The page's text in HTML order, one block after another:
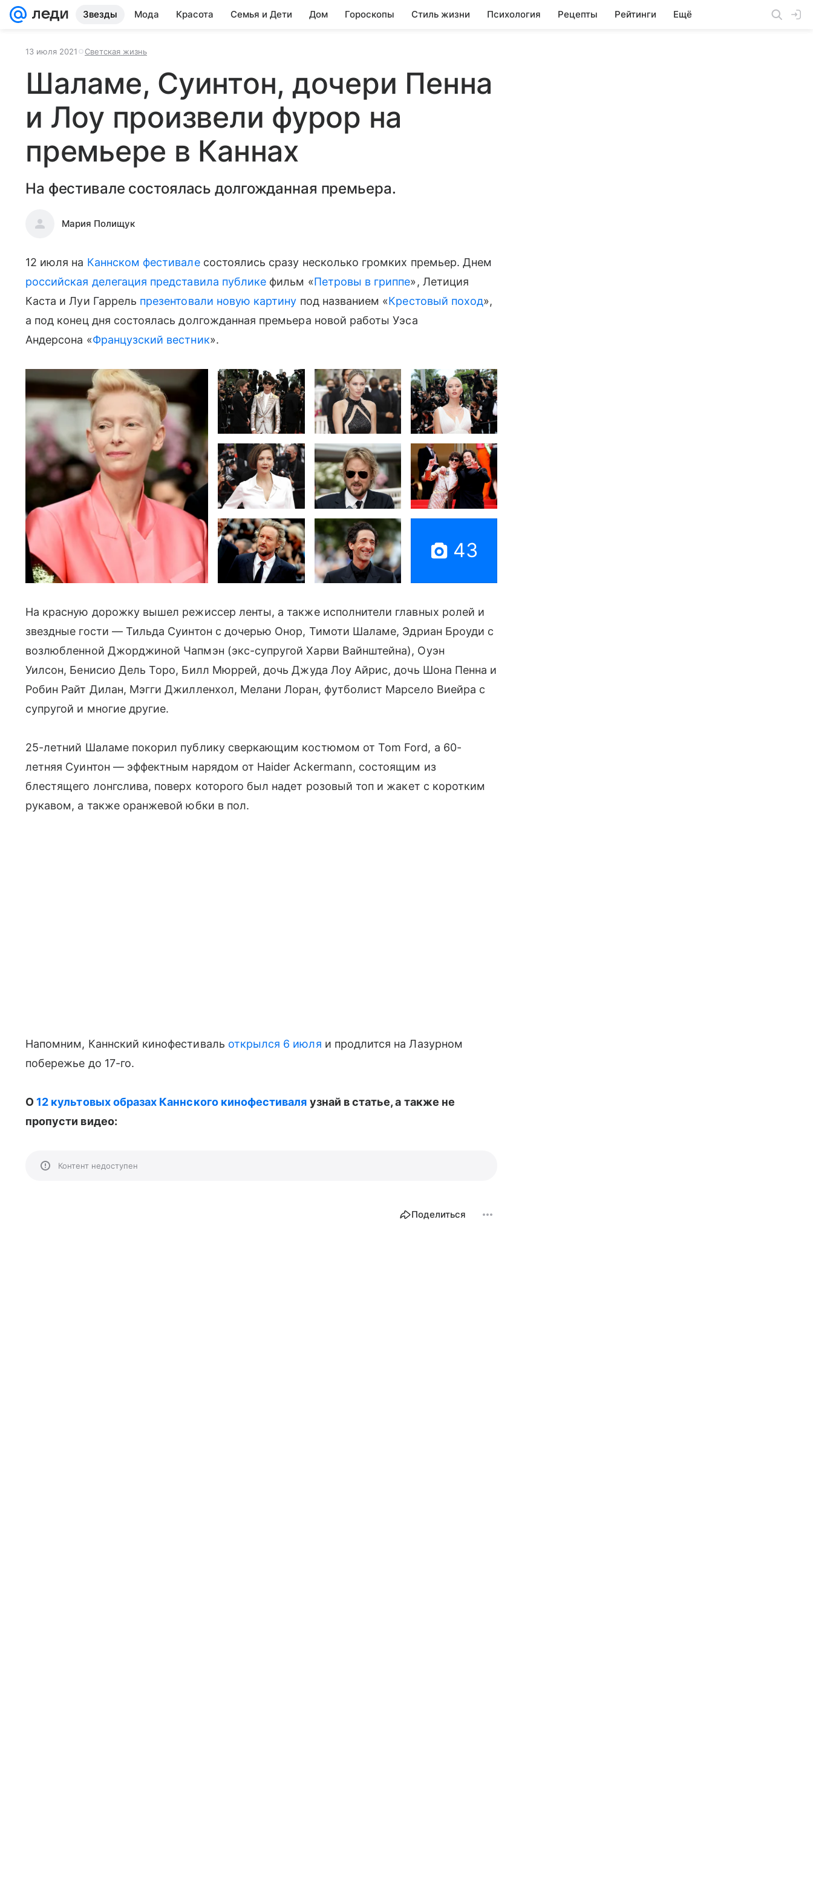
Звезды Мода Красота Семья и Дети Дом Гороскопы Стиль жизни Психология Рецепты Рейтинги Ещё
13 июля 2021 Светская жизнь
Шаламе, Суинтон, дочери Пенна
и Лоу произвели фурор на
премьере в Каннах
На фестивале состоялась долгожданная премьера.
Мария Полищук
12 июля на Каннском фестивалесостоялись сразу несколько громких премьер. Днем
российская делегация представила публике фильм «Петровы в гриппе», Летиция
Каста и Луи Гаррель презентовали новую картину под названием «Крестовый поход»,
а под конец дня состоялась долгожданная премьера новой работы Уэса
Андерсона «Французский вестник».
43
На красную дорожку вышел режиссер ленты, а также исполнители главных ролей и
звездные гости — Тильда Суинтон с дочерью Онор, Тимоти Шаламе, Эдриан Броуди с
возлюбленной Джорджиной Чапмэн (экс-супругой Харви Вайнштейна), Оуэн
Уилсон, Бенисио Дель Торо, Билл Мюррей, дочь Джуда Лоу Айрис, дочь Шона Пенна и
Робин Райт Дилан, Мэгги Джилленхол, Мелани Лоран, футболист Марсело Виейра с
супругой и многие другие.
25-летний Шаламе покорил публику сверкающим костюмом от Tom Ford, а 60-
летняя Суинтон — эффектным нарядом от Haider Ackermann, состоящим из
блестящего лонгслива, поверх которого был надет розовый топ и жакет с коротким
рукавом, а также оранжевой юбки в пол.
Напомним, Каннский кинофестиваль открылся 6 июля и продлится на Лазурном
побережье до 17-го.
О 12 культовых образах Каннского кинофестиваля узнай в статье, а также не
пропусти видео:
Контент недоступен
Поделиться